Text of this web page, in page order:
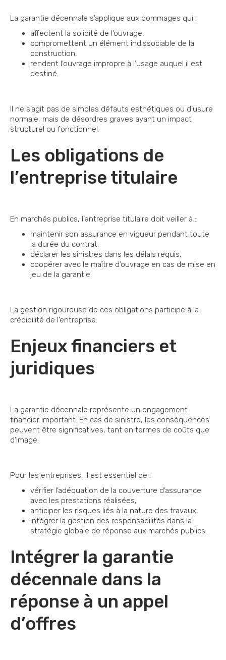
La garantie décennale s’applique aux dommages qui :
affectent la solidité de l’ouvrage,
compromettent un élément indissociable de la
construction,
rendent l’ouvrage impropre à l’usage auquel il est
destiné.
Il ne s’agit pas de simples défauts esthétiques ou d’usure
normale, mais de désordres graves ayant un impact
structurel ou fonctionnel.
Les obligations de
l’entreprise titulaire
En marchés publics, l’entreprise titulaire doit veiller à :
maintenir son assurance en vigueur pendant toute
la durée du contrat,
déclarer les sinistres dans les délais requis,
coopérer avec le maître d’ouvrage en cas de mise en
jeu de la garantie.
La gestion rigoureuse de ces obligations participe à la
crédibilité de l’entreprise.
Enjeux financiers et
juridiques
La garantie décennale représente un engagement
financier important. En cas de sinistre, les conséquences
peuvent être significatives, tant en termes de coûts que
d’image.
Pour les entreprises, il est essentiel de :
vérifier l’adéquation de la couverture d’assurance
avec les prestations réalisées,
anticiper les risques liés à la nature des travaux,
intégrer la gestion des responsabilités dans la
stratégie globale de réponse aux marchés publics.
Intégrer la garantie
décennale dans la
réponse à un appel
d’offres